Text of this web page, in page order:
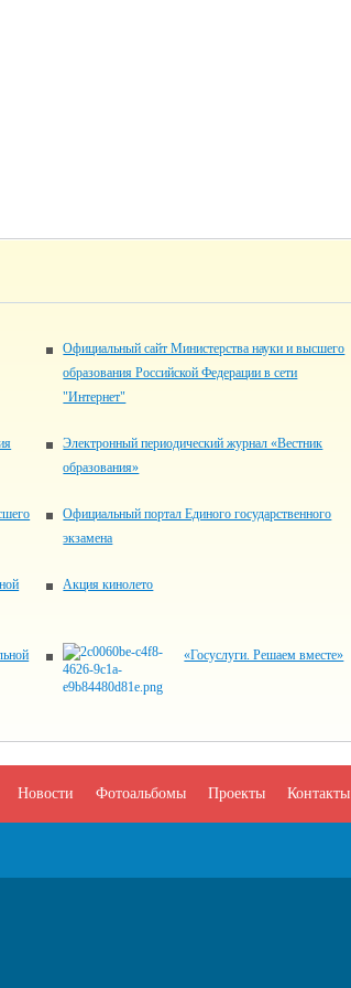
Официальный сайт Министерства науки и высшего
образования Российской Федерации в сети
"Интернет"
Электронный периодический журнал «Вестник
образования»
Официальный портал Единого государственного
экзамена
Акция кинолето
«Госуслуги. Решаем вместе»
Новости Фотоальбомы Проекты Контакты